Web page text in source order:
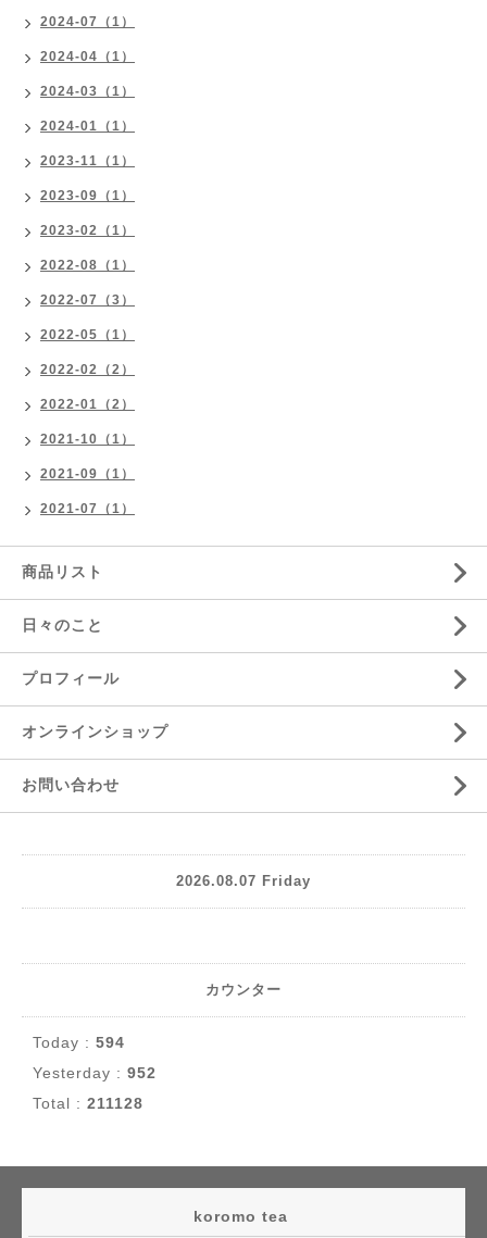
2024-07（1）
2024-04（1）
2024-03（1）
2024-01（1）
2023-11（1）
2023-09（1）
2023-02（1）
2022-08（1）
2022-07（3）
2022-05（1）
2022-02（2）
2022-01（2）
2021-10（1）
2021-09（1）
2021-07（1）
商品リスト
日々のこと
プロフィール
オンラインショップ
お問い合わせ
2026.08.07 Friday
カウンター
Today : 594
Yesterday : 952
Total : 211128
koromo tea